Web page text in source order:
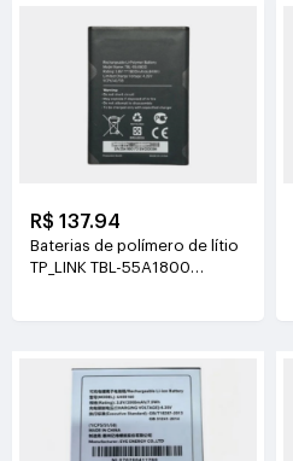
R$ 137.94
Baterias de polímero de lítio
TP_LINK TBL-55A1800